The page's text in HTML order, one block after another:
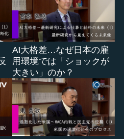
た。インドはさすがに、中国
ないと言われたので、気をつか
て初めての首脳会談をやりまし
ためです。
、政府の高官が海を渡って海
です。これは2＋2会議で、日
来ました。これは初めての出来
電話をしました。そのときにバ
安保条約5条の適用内だと言っ
構大きなことです。オバマ氏は
のですが、バイデン氏は明確に
AI大格差…なぜ日本の雇
用環境では「ショックが
大きい」のか？